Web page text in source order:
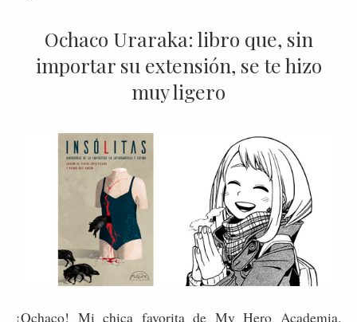
Ochaco Uraraka: libro que, sin
importar su extensión, se te hizo
muy ligero
¡Ochaco! Mi chica favorita de My Hero Academia.